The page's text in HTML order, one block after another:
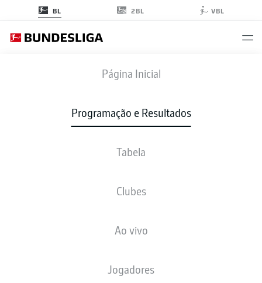
BL 2BL VBL
Página Inicial
Programação e Resultados
Tabela
Clubes
Ao vivo
Jogadores
RBL S04
ESCALAÇÕES